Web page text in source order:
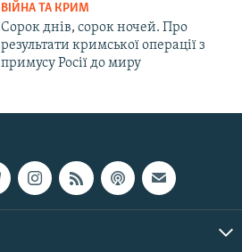
ВІЙНА ТА КРИМ
Сорок днів, сорок ночей. Про
результати кримської операції з
примусу Росії до миру